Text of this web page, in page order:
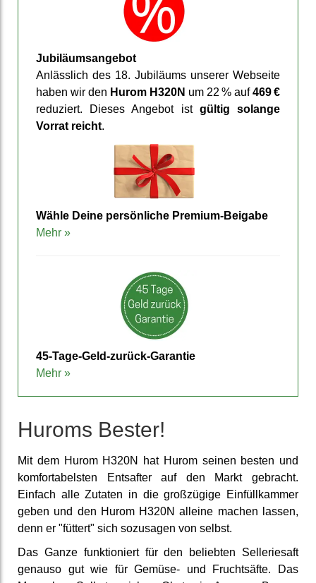
Jubiläums­angebot
Anläss­lich des 18. Jubiläums unserer Web­seite
haben wir den Hurom H320N um 22 % auf469 €
reduziert. Dieses An­gebot ist gültig solange
Vorrat reicht.
Wähle Deine persön­liche Premium-Beigabe
Mehr »
45-Tage-Geld-zurück-Garantie
Mehr »
Huroms Bester!
Mit dem Hurom H320N hat Hurom seinen besten und
komfortabelsten Entsafter auf den Markt gebracht.
Einfach alle Zutaten in die groß­zügige Einfüll­kammer
geben und den Hurom H320N alleine machen lassen,
denn er "füttert" sich sozusagen von selbst.
Das Ganze funk­tioniert für den be­liebten Sellerie­saft
genauso gut wie für Gemüse- und Frucht­säfte. Das